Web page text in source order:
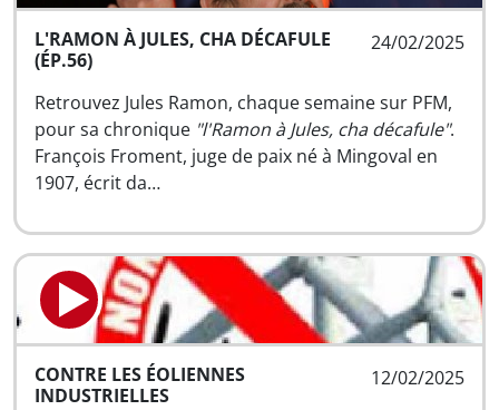
24/02/2025
L'RAMON À JULES, CHA DÉCAFULE
(ÉP.56)
Retrouvez Jules Ramon, chaque semaine sur PFM,
pour sa chronique "l'Ramon à Jules, cha décafule".
François Froment, juge de paix né à Mingoval en
1907, écrit da…
12/02/2025
CONTRE LES ÉOLIENNES
INDUSTRIELLES